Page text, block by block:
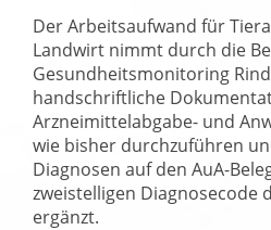
Der Arbeitsaufwand für
Landwirt nimmt durch die
Gesundheitsmonitoring
handschriftliche
Arzneimittelabgabe- und
wie bisher durchzuführen
Diagnosen auf den AuA-
zweistelligen Diagnosecode
ergänzt.